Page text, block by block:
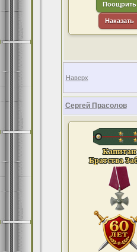
Поощрить
Наказать
Наверх
Сергей Прасолов